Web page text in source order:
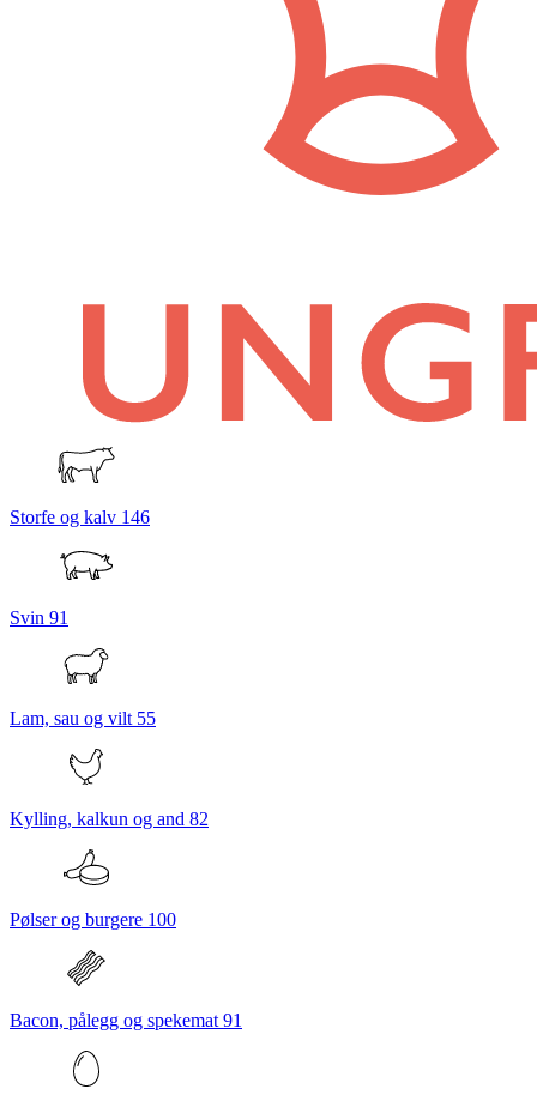
Storfe og kalv 146
Svin 91
Lam, sau og vilt 55
Kylling, kalkun og and 82
Pølser og burgere 100
Bacon, pålegg og spekemat 91